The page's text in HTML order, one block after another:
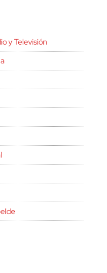
y Televisión